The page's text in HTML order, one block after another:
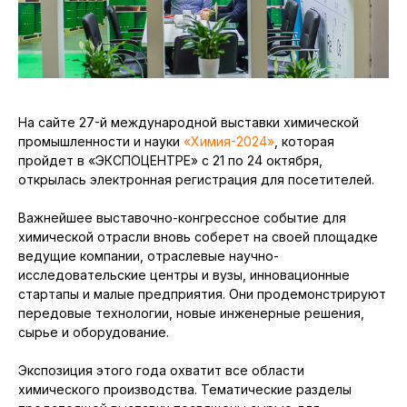
На сайте 27-й международной выставки химической
промышленности и науки «Химия-2024» , которая
пройдет в «ЭКСПОЦЕНТРЕ» с 21 по 24 октября,
открылась электронная регистрация для посетителей.
Важнейшее выставочно-конгрессное событие для
химической отрасли вновь соберет на своей площадке
ведущие компании, отраслевые научно-
исследовательские центры и вузы, инновационные
стартапы и малые предприятия. Они продемонстрируют
передовые технологии, новые инженерные решения,
сырье и оборудование.
Экспозиция этого года охватит все области
химического производства. Тематические разделы